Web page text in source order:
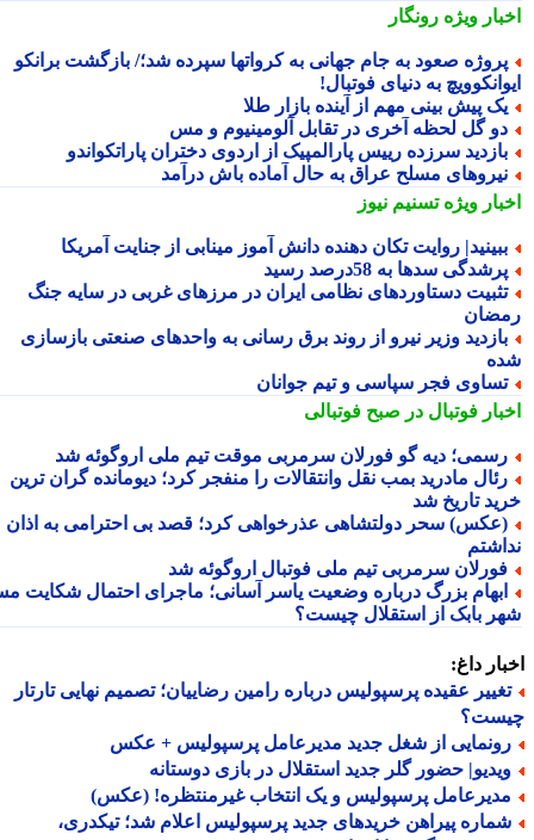
ویژهرونگار
صعود به جام جهانی به کرواتها سپرده شد؛/ بازگشت برانکو
به دنیای فوتبال!
پیش بینی مهم از آینده بازار طلا
گل لحظه آخری در تقابل آلومینیوم و مس
سرزده رییس پارالمپیک از اردوی دختران پاراتکواندو
مسلح عراق به حال آماده باش درآمد
ویژهتسنیم نیوز
روایت تکان دهنده دانش آموز مینابی از جنایت آمریکا
سدها به 58درصد رسید
دستاوردهای نظامی ایران در مرزهای غربی در سایه جنگ
وزیر نیرو از روند برق رسانی به واحدهای صنعتی بازسازی
فجر سپاسی و تیم جوانان
فوتبال در صبح فوتبالی
دیه گو فورلان سرمربی موقت تیم ملی اروگوئه شد
مادرید بمب نقل وانتقالات را منفجر کرد؛ دیومانده گران ترین
تاریخ شد
سحر دولتشاهی عذرخواهی کرد؛ قصد بی احترامی به اذان
سرمربی تیم ملی فوتبال اروگوئه شد
بزرگ درباره وضعیت یاسر آسانی؛ ماجرای احتمال شکایت مس
بابک از استقلال چیست؟
داغ:
عقیده پرسپولیس درباره رامین رضاییان؛ تصمیم نهایی تارتار
از شغل جدید مدیرعامل پرسپولیس + عکس
حضور گلر جدید استقلال در بازی دوستانه
پرسپولیس و یک انتخاب غیرمنتظره! (عکس)
پیراهن خریدهای جدید پرسپولیس اعلام شد؛ تیکدری،